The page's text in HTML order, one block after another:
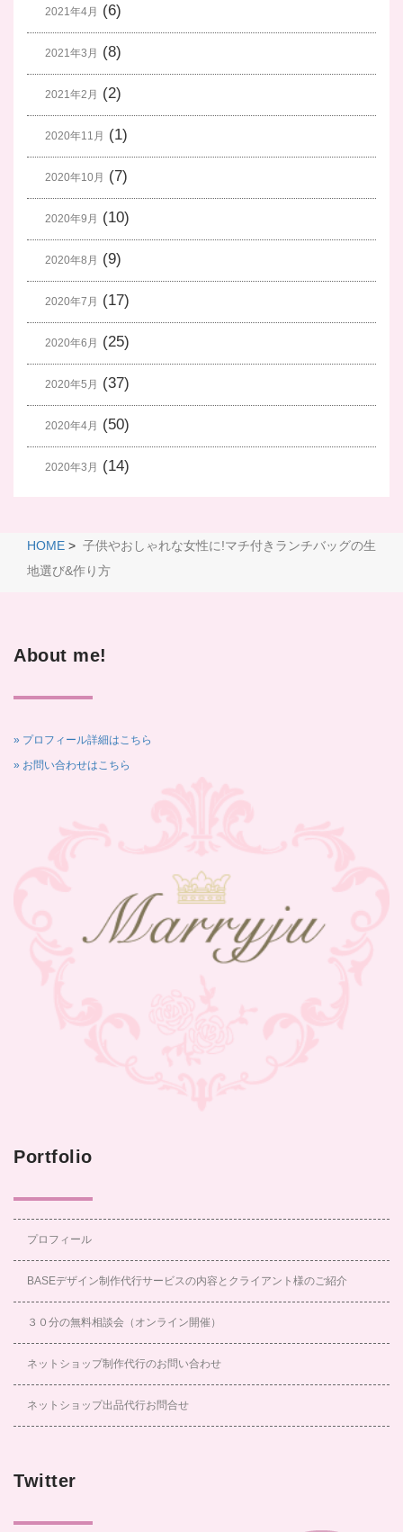
2021年4月 (6)
2021年3月 (8)
2021年2月 (2)
2020年11月 (1)
2020年10月 (7)
2020年9月 (10)
2020年8月 (9)
2020年7月 (17)
2020年6月 (25)
2020年5月 (37)
2020年4月 (50)
2020年3月 (14)
HOME > 子供やおしゃれな女性に!マチ付きランチバッグの生
地選び&作り方
About me!
» プロフィール詳細はこちら
» お問い合わせはこちら
Portfolio
プロフィール
BASEデザイン制作代行サービスの内容とクライアント様のご紹介
３０分の無料相談会（オンライン開催）
ネットショップ制作代行のお問い合わせ
ネットショップ出品代行お問合せ
Twitter